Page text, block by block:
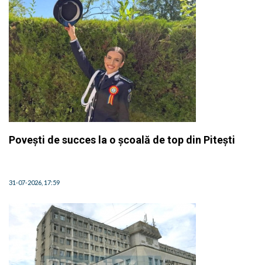
Povești de succes la o școală de top din Pitești
31-07-2026, 17:59